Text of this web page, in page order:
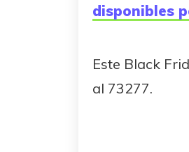
disponibles
Este Black
al 73277.